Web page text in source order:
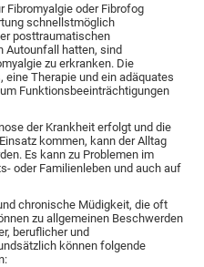
Fibromyalgie oder Fibrofog
schnellstmöglich
posttraumatischen
Autounfall hatten, sind
zu erkranken. Die
Therapie und ein adäquates
Funktionsbeeinträchtigungen
der Krankheit erfolgt und die
kommen, kann der Alltag
Es kann zu Problemen im
oder Familienleben und auch auf
chronische Müdigkeit, die oft
zu allgemeinen Beschwerden
beruflicher und
können folgende